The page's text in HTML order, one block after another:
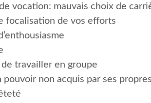
vocation: mauvais choix de
focalisation de vos efforts
de travailler en groupe
pouvoir non acquis par ses